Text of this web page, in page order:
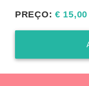
PREÇO:€ 15,00